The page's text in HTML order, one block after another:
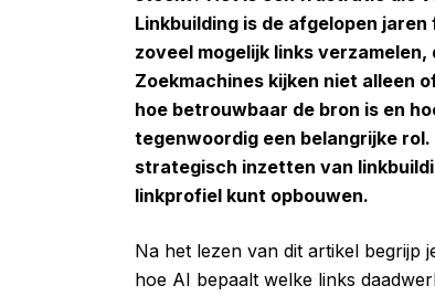
Linkbuilding is de afgelopen
zoveel mogelijk links
Zoekmachines kijken niet alleen
hoe betrouwbaar de bron is en
tegenwoordig een belangrijke
strategisch inzetten van
linkprofiel kunt opbouwen.
Na het lezen van dit artikel begrijp
hoe AI bepaalt welke links